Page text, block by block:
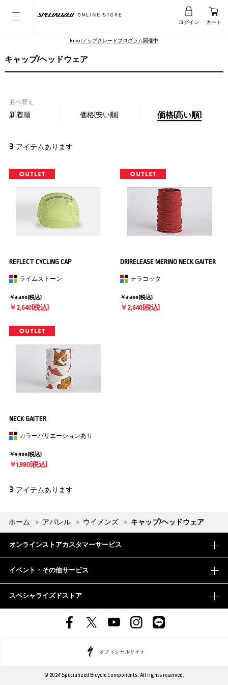
ログイン カート
Rovalアップグレードプログラム開催中
キャップ/ヘッドウェア
並べ替え
新着順 価格(安い順) 価格(高い順)
3 アイテムあります
REFLECT CYCLING CAP
ライムストーン
￥4,400(税込)
￥2,640(税込)
DRIRELEASE MERINO NECK GAITER
テラコッタ
￥4,400(税込)
￥2,640(税込)
NECK GAITER
カラーバリエーションあり
￥3,300(税込)
￥1,980(税込)
3 アイテムあります
ホーム > アパレル > ウイメンズ > キャップ/ヘッドウェア
オンラインストアカスタマーサービス
イベント・その他サービス
スペシャライズドストア
オフィシャルサイト
© 2024 Specialized Bicycle Components. All rights reserved.